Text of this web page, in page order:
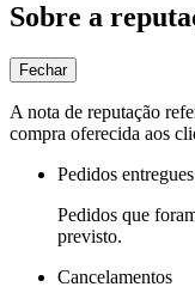
Sobre a
Fechar
A nota de reputação
compra oferecida aos
Pedidos
Pedidos que
previsto.
Cancelamentos